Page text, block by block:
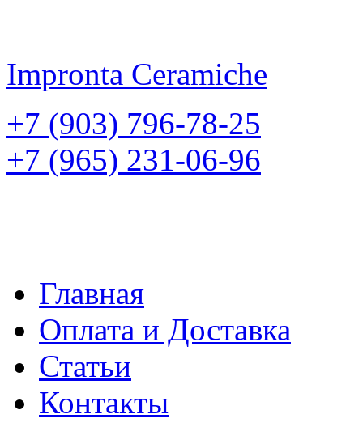
Impronta Ceramiche
+7 (903) 796-78-25
+7 (965) 231-06-96
Главная
Оплата и Доставка
Статьи
Контакты